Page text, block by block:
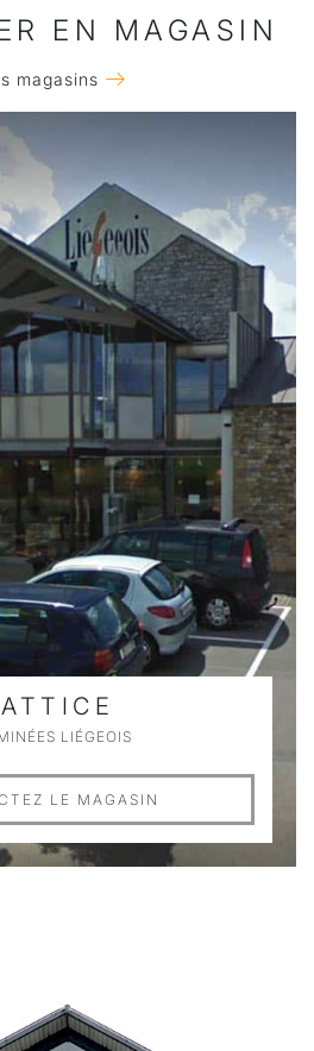
EN MAGASIN
magasins
LIÉGEOIS
LE MAGASIN